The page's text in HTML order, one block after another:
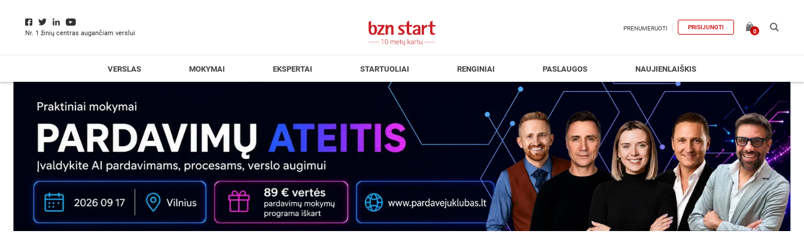
Nr. 1 žinių centras augančiam verslui
PRENUMERUOTI PRISIJUNGTI
0
VERSLAS MOKYMAI EKSPERTAI STARTUOLIAI RENGINIAI PASLAUGOS NAUJIENLAIŠKIS